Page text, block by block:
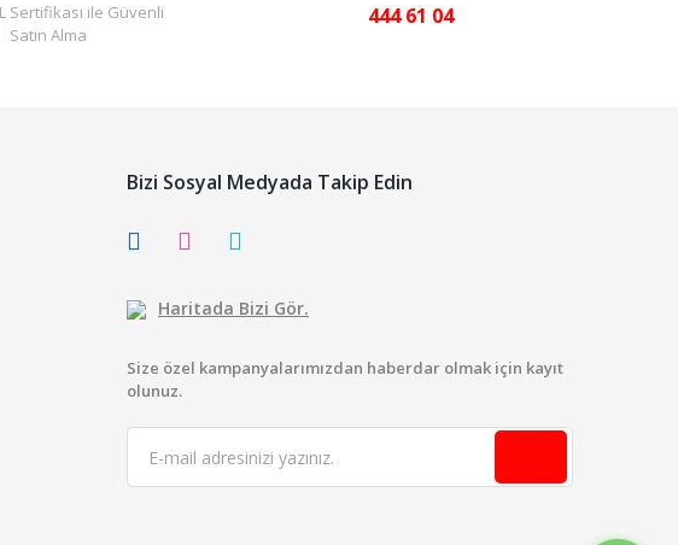
Sertifikası ile Güvenli
Satın Alma
444 61 04
Bizi Sosyal Medyada Takip Edin
Haritada Bizi Gör.
Size özel kampanyalarımızdan haberdar olmak için kayıt
olunuz.